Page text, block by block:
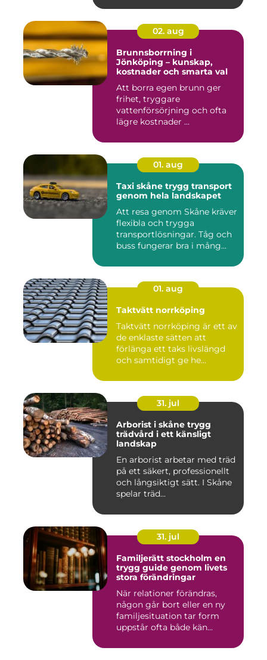
02. aug
Brunnsborrning i
Jönköping – kunskap,
kostnader och smarta val
Att borra egen brunn ger
frihet, tryggare
vattenförsörjning och ofta
lägre kostnader ...
01. aug
Taxi skåne trygg transport
genom hela landskapet
Att resa genom Skåne kräver
flexibla och trygga
transportlösningar. Tåg och
buss fungerar bra i mång...
01. aug
Taktvätt norrköping
Taktvätt norrköping är ett av
de enklaste sätten att
förlänga ett taks livslängd
och samtidigt ge he...
31. jul
Arborist i skåne trygg
trädvård i ett känsligt
landskap
En arborist arbetar med träd
på ett säkert, professionellt
och långsiktigt sätt. I Skåne
spelar träd...
31. jul
Familjerätt stockholm en
trygg guide genom livets
stora förändringar
När relationer förändras,
någon går bort eller en ny
familjesituation tar form
uppstår ofta både kän...